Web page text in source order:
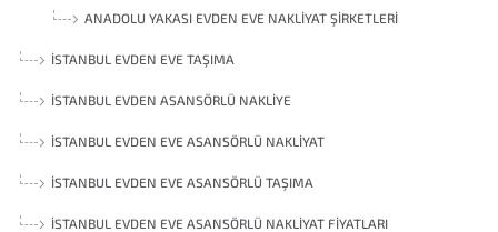
ANADOLU YAKASI EVDEN EVE NAKLIYAT ŞIRKETLERI
İSTANBUL EVDEN EVE TAŞIMA
İSTANBUL EVDEN ASANSÖRLÜ NAKLIYE
İSTANBUL EVDEN EVE ASANSÖRLÜ NAKLIYAT
İSTANBUL EVDEN EVE ASANSÖRLÜ TAŞIMA
İSTANBUL EVDEN EVE ASANSÖRLÜ NAKLIYAT FIYATLARI